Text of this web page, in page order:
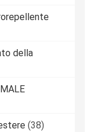
della
(38)